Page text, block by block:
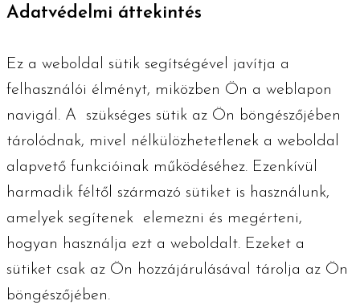
Adatvédelmi áttekintés
Ez a weboldal sütik segítségével javítja a
felhasználói élményt, miközben Ön a weblapon
navigál. A szükséges ​​sütik az Ön böngészőjében
tárolódnak, mivel nélkülözhetetlenek a weboldal
alapvető funkcióinak működéséhez. Ezenkívül
harmadik féltől származó sütiket is használunk,
amelyek segítenek elemezni és megérteni,
hogyan használja ezt a weboldalt. Ezeket a
sütiket csak az Ön hozzájárulásával tárolja az Ön
böngészőjében.